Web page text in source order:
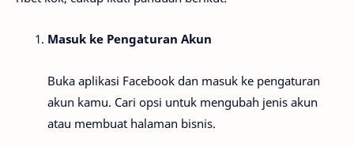
Masuk ke Pengaturan Akun
Buka aplikasi Facebook dan masuk ke pengaturan
akun kamu. Cari opsi untuk mengubah jenis akun
atau membuat halaman bisnis.